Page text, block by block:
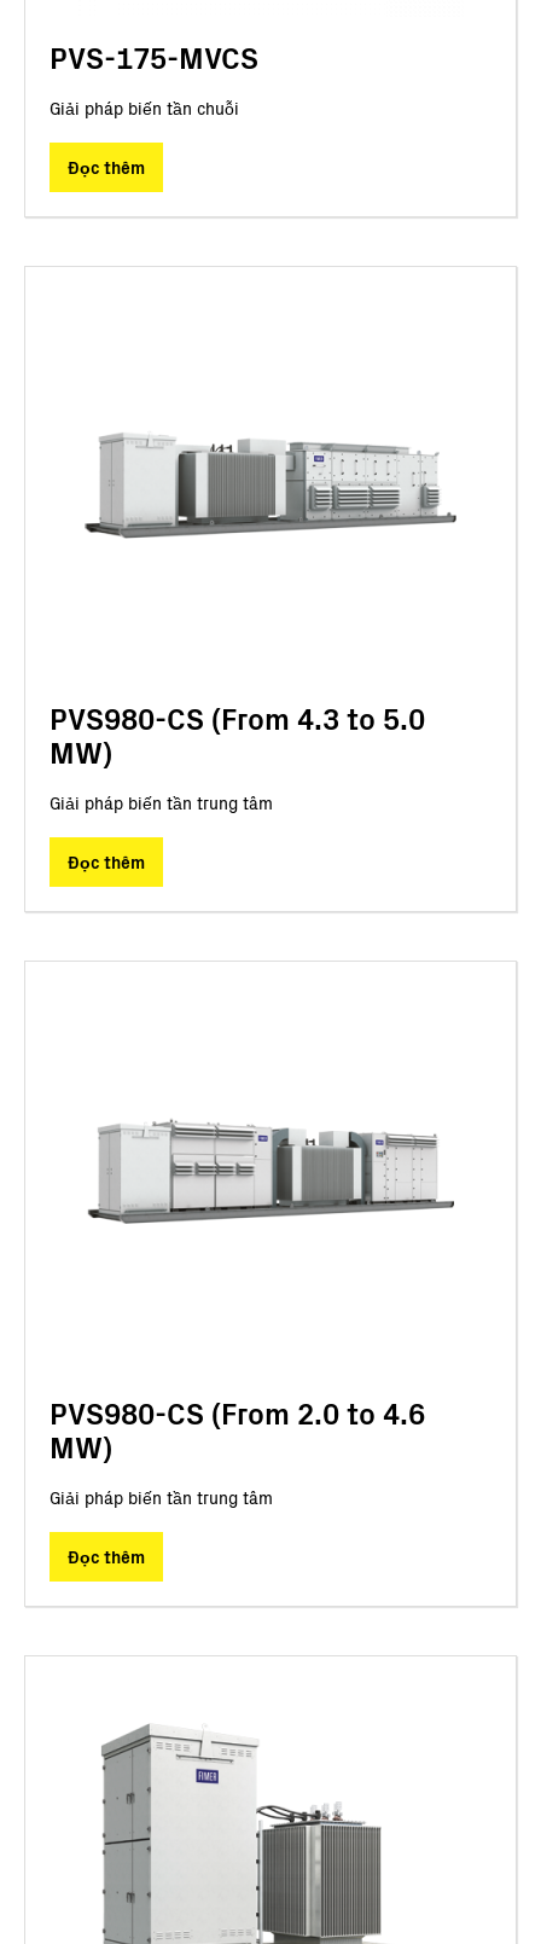
PVS-175-MVCS
Giải pháp biến tần chuỗi
Đọc thêm
PVS980-CS (From 4.3 to 5.0
MW)
Giải pháp biến tần trung tâm
Đọc thêm
PVS980-CS (From 2.0 to 4.6
MW)
Giải pháp biến tần trung tâm
Đọc thêm